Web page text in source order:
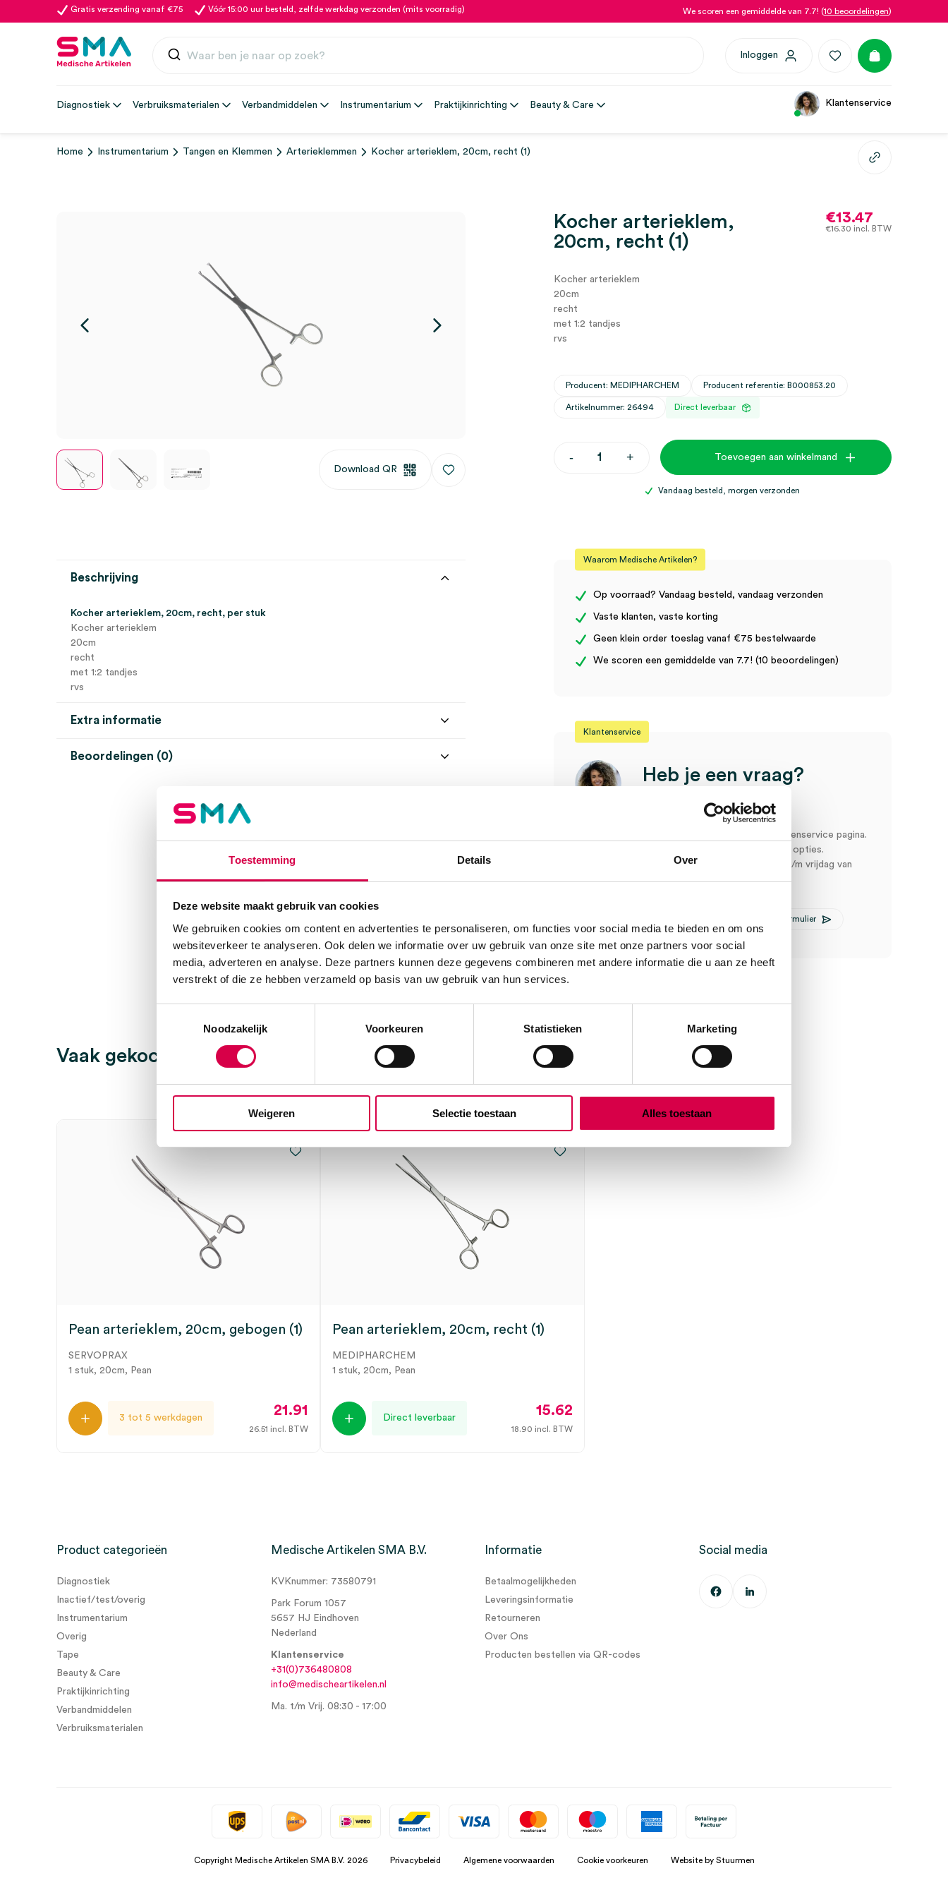
Toestemming Details Over
Deze website maakt gebruik van cookies
We gebruiken cookies om content en advertenties te personaliseren, om functies voor social media te bieden en om ons
websiteverkeer te analyseren. Ook delen we informatie over uw gebruik van onze site met onze partners voor social
media, adverteren en analyse. Deze partners kunnen deze gegevens combineren met andere informatie die u aan ze heeft
verstrekt of die ze hebben verzameld op basis van uw gebruik van hun services.
Noodzakelijk
Voorkeuren Statistieken Marketing
Weigeren Selectie toestaan Alles toestaan
Gratis verzending vanaf €75 Vóór 15:00 uur besteld, zelfde werkdag verzonden (mits voorradig) We scoren een gemiddelde van 7.7! (10 beoordelingen)
Inloggen
Diagnostiek Verbruiksmaterialen Verbandmiddelen Instrumentarium Praktijkinrichting Beauty & Care Klantenservice
Home Instrumentarium Tangen en Klemmen Arterieklemmen Kocher arterieklem, 20cm, recht (1)
Download QR
Kocher arterieklem,
20cm, recht (1)
€13.47
€16.30 incl. BTW
Kocher arterieklem
20cm
recht
met 1:2 tandjes
rvs
Producent: MEDIPHARCHEM Producent referentie: B000853.20
Artikelnummer: 26494 Direct leverbaar
-Kocher
+ Toevoegen aan winkelmand
Vandaag besteld, morgen verzonden
Beschrijving
Kocher arterieklem, 20cm, recht, per stuk
Kocher arterieklem
20cm
recht
met 1:2 tandjes
rvs
Extra informatie
Kocher
recht
Beoordelingen (0)
Wees de eerste om “Kocher arterieklem, 20cm, recht (1)” te beoordelen
om een beoordeling te plaatsen.
Waarom Medische Artikelen?
Op voorraad? Vandaag besteld, vandaag verzonden
Vaste klanten, vaste korting
Geen klein order toeslag vanaf €75 bestelwaarde
We scoren een gemiddelde van 7.7! (10 beoordelingen)
Klantenservice
Heb je een vraag?
Vind je antwoord snel en makkelijk op onze klantenservice pagina.
Of contacteer ons via een van de onderstaande opties.
Onze klantenservice is bereikbaar van maandag t/m vrijdag van
08:30 tot 17:00
Contactformulier
Vaak gekocht in combinatie met
Pean arterieklem, 20cm, gebogen (1)
SERVOPRAX
1 stuk, 20cm, Pean
3 tot 5 werkdagen 21.91
26.51 incl. BTW
Pean arterieklem, 20cm, recht (1)
MEDIPHARCHEM
1 stuk, 20cm, Pean
Direct leverbaar 15.62
18.90 incl. BTW
Product categorieën
Diagnostiek
Inactief/test/overig
Instrumentarium
Overig
Tape
Beauty & Care
Praktijkinrichting
Verbandmiddelen
Verbruiksmaterialen
Medische Artikelen SMA B.V.
KVKnummer: 73580791
Park Forum 1057
5657 HJ Eindhoven
Nederland
Klantenservice
+31(0)736480808
info@medischeartikelen.nl
Ma. t/m Vrij. 08:30 - 17:00
Informatie
Betaalmogelijkheden
Leveringsinformatie
Retourneren
Over Ons
Producten bestellen via QR-codes
Social media
Copyright Medische Artikelen SMA B.V. 2026 Privacybeleid Algemene voorwaarden Cookie voorkeuren Website by Stuurmen